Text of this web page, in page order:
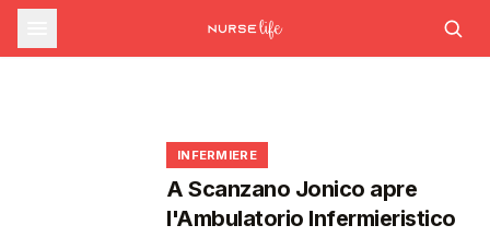
commissario per le scorte Covid,
liste d'attesa al Siveas e poteri
STUDENTI
Medicina, salgono a 27.000 i posti per il
Formazione ECM ad agosto: nuovi corsi su
rischio cardiovascolare e intelligenza
INFERMIERE
A Scanzano Jonico apre
l'Ambulatorio Infermieristico